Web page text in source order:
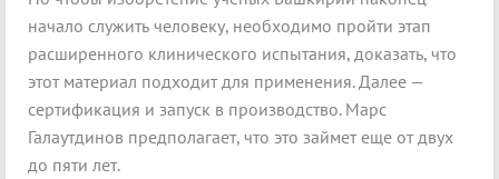
начало служить человеку, необходимо пройти этап
расширенного клинического испытания, доказать, что
этот материал подходит для применения. Далее —
сертификация и запуск в производство. Марс
Галаутдинов предполагает, что это займет еще от двух
до пяти лет.